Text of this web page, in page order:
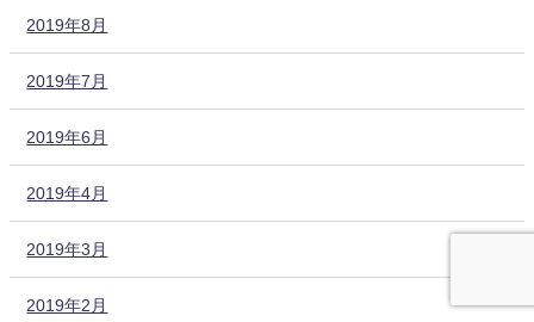
2019年8月
2019年7月
2019年6月
2019年4月
2019年3月
2019年2月